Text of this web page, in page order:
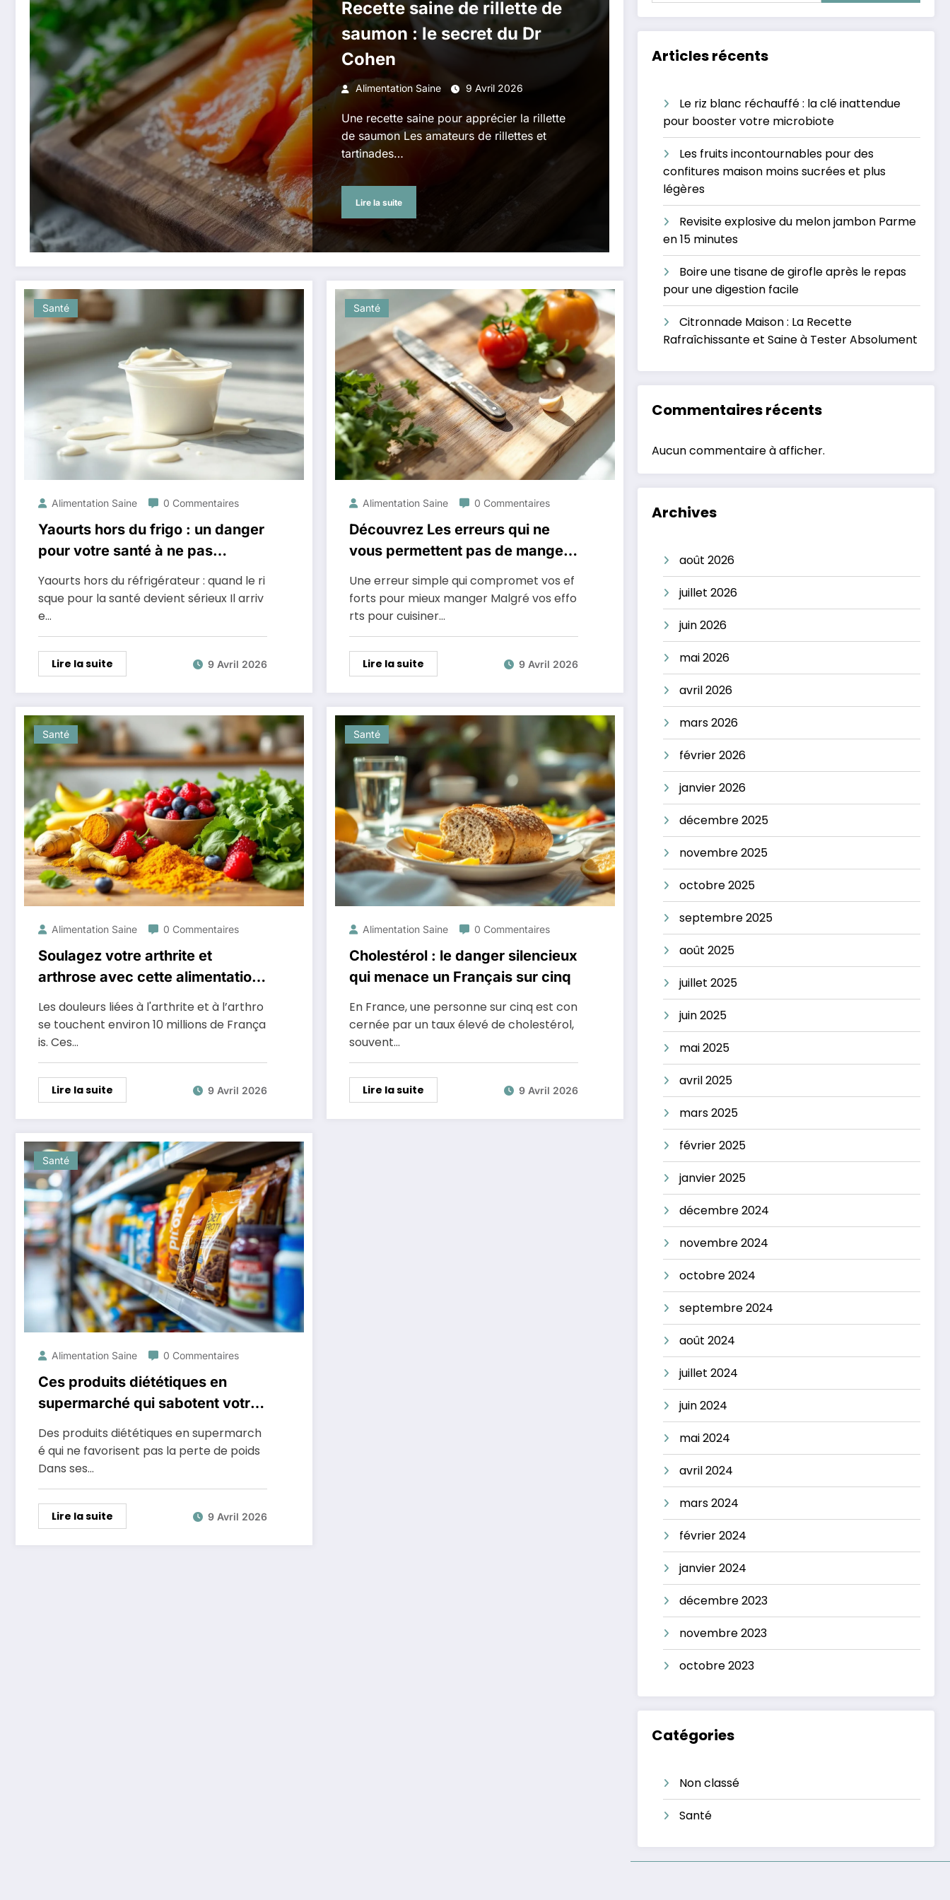
Recette saine de rillette de
saumon : le secret du Dr
Cohen
Alimentation Saine 9 Avril 2026
Une recette saine pour apprécier la rillette
de saumon Les amateurs de rillettes et
tartinades…
Lire la suite
Santé
Alimentation Saine 0 Commentaires
Yaourts hors du frigo : un danger
pour votre santé à ne pas
négliger
Yaourts hors du réfrigérateur : quand le ri
sque pour la santé devient sérieux Il arriv
e…
Lire la suite 9 Avril 2026
Santé
Alimentation Saine 0 Commentaires
Découvrez Les erreurs qui ne
vous permettent pas de manger
sainement
Une erreur simple qui compromet vos ef
forts pour mieux manger Malgré vos effo
rts pour cuisiner…
Lire la suite 9 Avril 2026
Santé
Alimentation Saine 0 Commentaires
Soulagez votre arthrite et
arthrose avec cette alimentation
anti-inflammatoire miracle
Les douleurs liées à l'arthrite et à l’arthro
se touchent environ 10 millions de França
is. Ces…
Lire la suite 9 Avril 2026
Santé
Alimentation Saine 0 Commentaires
Cholestérol : le danger silencieux
qui menace un Français sur cinq
En France, une personne sur cinq est con
cernée par un taux élevé de cholestérol,
souvent…
Lire la suite 9 Avril 2026
Santé
Alimentation Saine 0 Commentaires
Ces produits diététiques en
supermarché qui sabotent votre
perte de poids
Des produits diététiques en supermarch
é qui ne favorisent pas la perte de poids
Dans ses…
Lire la suite 9 Avril 2026
Articles récents
Le riz blanc réchauffé : la clé inattendue
pour booster votre microbiote
Les fruits incontournables pour des
confitures maison moins sucrées et plus
légères
Revisite explosive du melon jambon Parme
en 15 minutes
Boire une tisane de girofle après le repas
pour une digestion facile
Citronnade Maison : La Recette
Rafraîchissante et Saine à Tester Absolument
Commentaires récents
Aucun commentaire à afficher.
Archives
août 2026
juillet 2026
juin 2026
mai 2026
avril 2026
mars 2026
février 2026
janvier 2026
décembre 2025
novembre 2025
octobre 2025
septembre 2025
août 2025
juillet 2025
juin 2025
mai 2025
avril 2025
mars 2025
février 2025
janvier 2025
décembre 2024
novembre 2024
octobre 2024
septembre 2024
août 2024
juillet 2024
juin 2024
mai 2024
avril 2024
mars 2024
février 2024
janvier 2024
décembre 2023
novembre 2023
octobre 2023
Catégories
Non classé
Santé